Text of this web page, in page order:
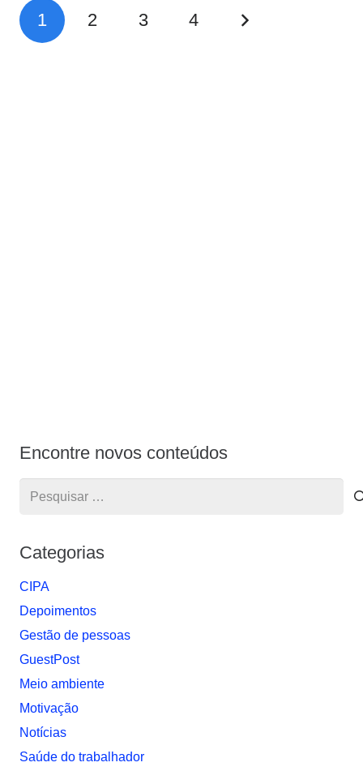
1 2 3 4
Encontre novos conteúdos
Pesquisar
Categorias
CIPA
Depoimentos
Gestão de pessoas
GuestPost
Meio ambiente
Motivação
Notí­cias
Saúde do trabalhador